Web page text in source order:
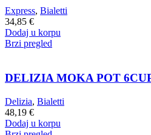
Express, Bialetti
34,85 €
Dodaj u korpu
Brzi pregled
DELIZIA MOKA POT
Delizia, Bialetti
48,19 €
Dodaj u korpu